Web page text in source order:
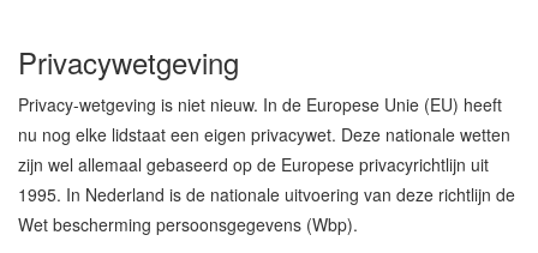
Privacywetgeving
Privacy-wetgeving is niet nieuw. In de Europese Unie (EU) heeft
nu nog elke lidstaat een eigen privacywet. Deze nationale wetten
zijn wel allemaal gebaseerd op de Europese privacyrichtlijn uit
1995. In Nederland is de nationale uitvoering van deze richtlijn de
Wet bescherming persoonsgegevens (Wbp).